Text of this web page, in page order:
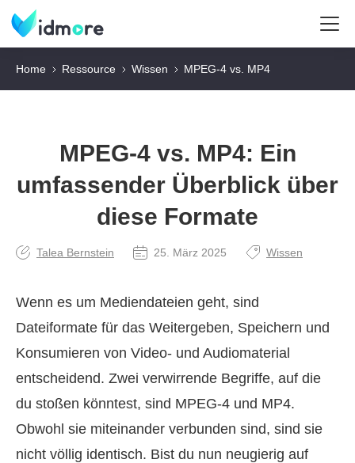
Home Ressource Wissen MPEG-4 vs. MP4
MPEG-4 vs. MP4: Ein
umfassender Überblick über
diese Formate
Talea Bernstein 25. März 2025 Wissen
Wenn es um Mediendateien geht, sind
Dateiformate für das Weitergeben, Speichern und
Konsumieren von Video‑ und Audiomaterial
entscheidend. Zwei verwirrende Begriffe, auf die
du stoßen könntest, sind MPEG-4 und MP4.
Obwohl sie miteinander verbunden sind, sind sie
nicht völlig identisch. Bist du nun neugierig auf